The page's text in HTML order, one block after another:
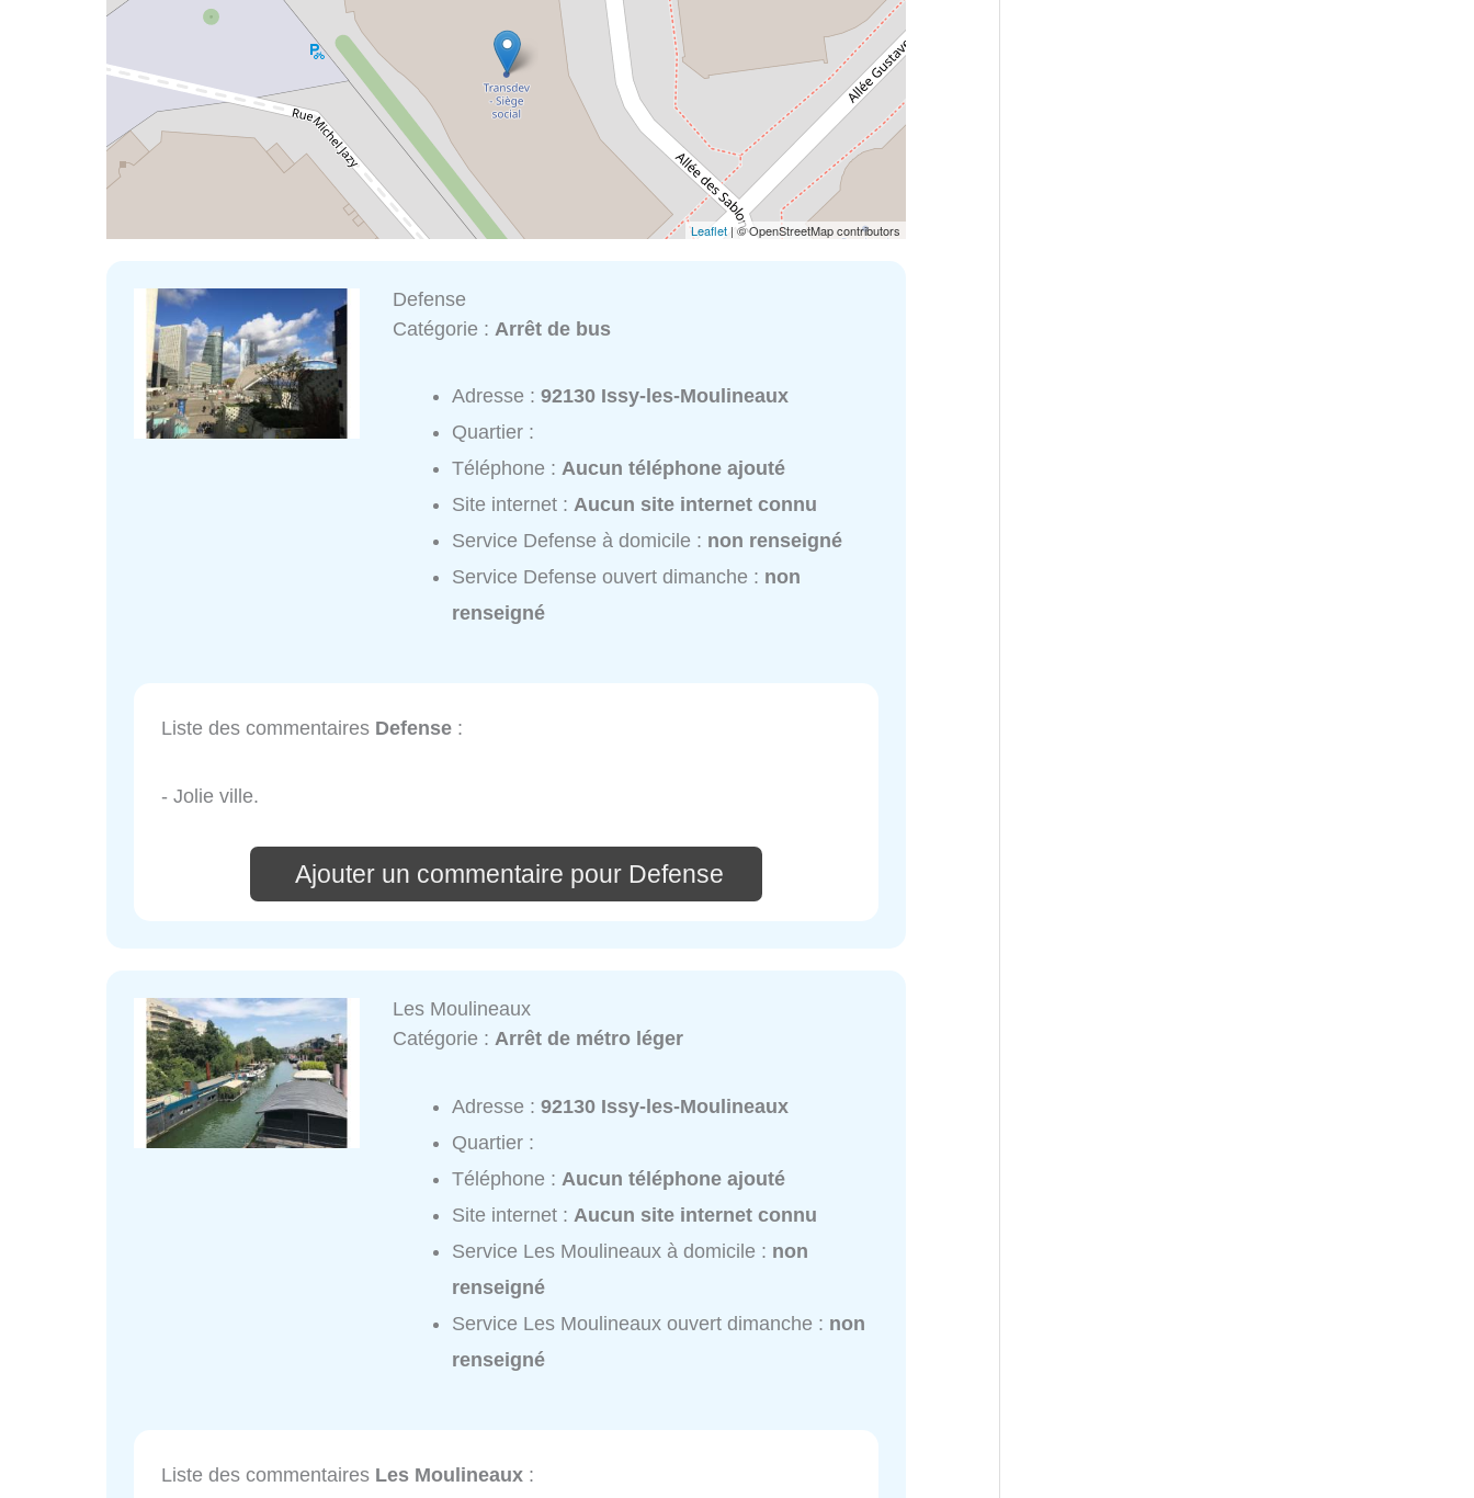
Leaflet | © OpenStreetMap contributors
Defense
Catégorie : Arrêt de bus
Adresse :92130 Issy-les-Moulineaux
Quartier :
Téléphone :Aucun téléphone ajouté
Site internet :Aucun site internet connu
Service Defense à domicile : non renseigné
Service Defense ouvert dimanche : non
renseigné
Liste des commentaires Defense :
- Jolie ville.
Ajouter un commentaire pour Defense
Les Moulineaux
Catégorie : Arrêt de métro léger
Adresse :92130 Issy-les-Moulineaux
Quartier :
Téléphone : Aucun téléphone ajouté
Site internet : Aucun site internet connu
Service Les Moulineaux à domicile : non
renseigné
Service Les Moulineaux ouvert dimanche : non
renseigné
Liste des commentaires Les Moulineaux :